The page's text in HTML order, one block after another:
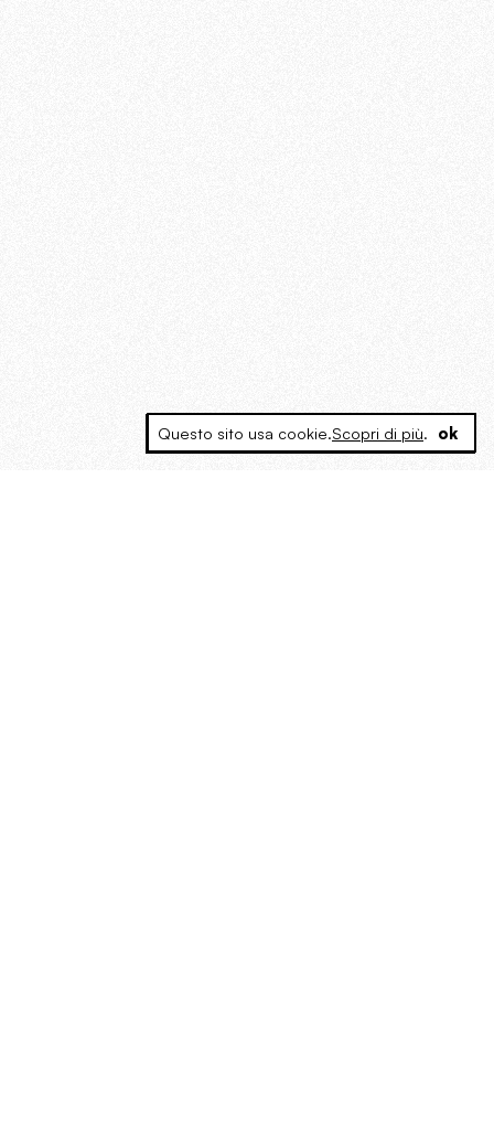
Questo sito usa cookie.Scopri di più. ok